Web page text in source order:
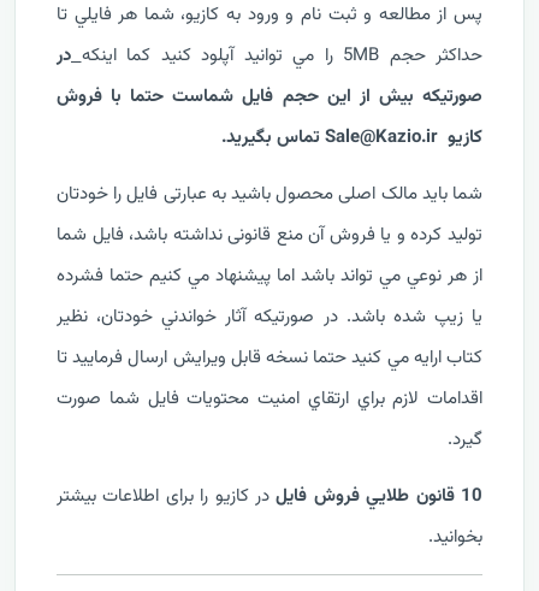
پس از مطالعه و ثبت نام و ورود به کازيو، شما هر فايلي تا
حداکثر حجم 5MB را مي توانيد آپلود کنيد کما اينکه
در
صورتيکه بيش از اين حجم فايل شماست حتما با فروش
کازيو Sale@Kazio.ir تماس بگيريد.
شما باید مالک اصلی محصول باشید به عبارتی فایل را خودتان
تولید کرده و یا فروش آن منع قانونی نداشته باشد، فايل شما
از هر نوعي مي تواند باشد اما پيشنهاد مي کنيم حتما فشرده
يا زيپ شده باشد. در صورتيکه آثار خواندني خودتان، نظير
کتاب ارايه مي کنيد حتما نسخه قابل ويرايش ارسال فرماييد تا
اقدامات لازم براي ارتقاي امنيت محتويات فايل شما صورت
گيرد.
10 قانون طلايي فروش فايل
در کازيو را برای اطلاعات بیشتر
بخوانید.